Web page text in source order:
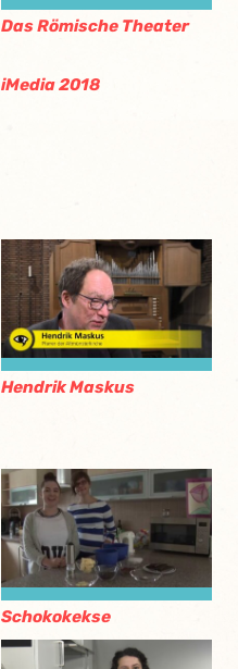
Das Römische Theater
iMedia 2018
Hendrik Maskus
Schokokekse